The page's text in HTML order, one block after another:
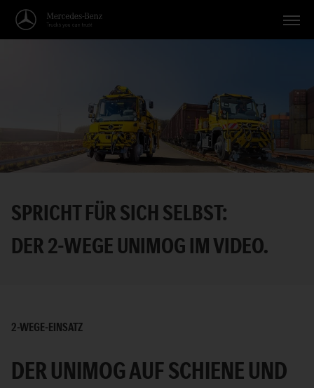
Anwendungen
Themen
Service
Deutsch
SPRICHT FÜR SICH SELBST:
DER 2-WEGE UNIMOG IM VIDEO.
2-WEGE-EINSATZ
DER UNIMOG AUF SCHIENE UND